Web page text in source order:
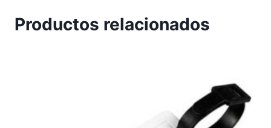
Productos relacionados